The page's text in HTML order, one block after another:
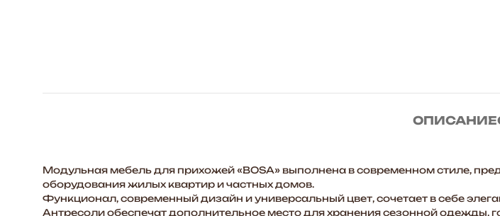
ОПИСАНИЕ
Модульная мебель для прихожей «BOSA» выполнена в современном стиле,
оборудования жилых квартир и частных домов.
Функционал, современный дизайн и универсальный цвет, сочетает в себе
Антресоли обеспечат дополнительное место для хранения сезонной одежды,